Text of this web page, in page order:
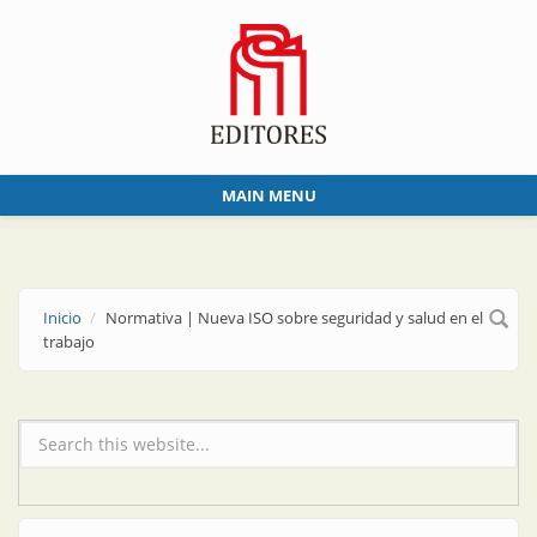
MAIN MENU
Inicio
Normativa | Nueva ISO sobre seguridad y salud en el
trabajo
Formulario de búsqueda